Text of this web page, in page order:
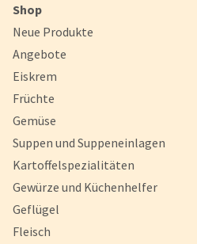
Shop
Neue Produkte
Angebote
Eiskrem
Früchte
Gemüse
Suppen und Suppeneinlagen
Kartoffelspezialitäten
Gewürze und Küchenhelfer
Geflügel
Fleisch